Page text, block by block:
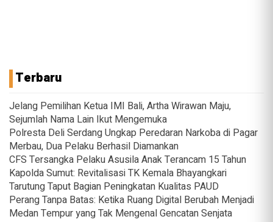
Terbaru
Jelang Pemilihan Ketua IMI Bali, Artha Wirawan Maju,
Sejumlah Nama Lain Ikut Mengemuka
Polresta Deli Serdang Ungkap Peredaran Narkoba di Pagar
Merbau, Dua Pelaku Berhasil Diamankan
CFS Tersangka Pelaku Asusila Anak Terancam 15 Tahun
Kapolda Sumut: Revitalisasi TK Kemala Bhayangkari
Tarutung Taput Bagian Peningkatan Kualitas PAUD
Perang Tanpa Batas: Ketika Ruang Digital Berubah Menjadi
Medan Tempur yang Tak Mengenal Gencatan Senjata